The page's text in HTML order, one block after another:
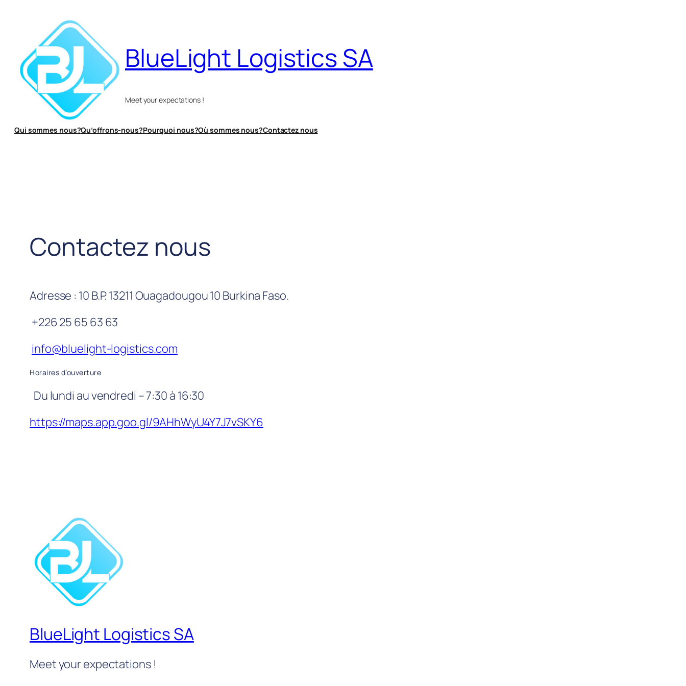
contenu
BlueLight Logistics SA
Meet your expectations !
Qui sommes nous?Qu’offrons-nous?Pourquoi nous?Où sommes nous?Contactez nous
Contactez nous
Adresse : 10 B.P. 13211 Ouagadougou 10 Burkina Faso.
+226 25 65 63 63
info@bluelight-logistics.com
Horaires d’ouverture
Du lundi au vendredi – 7:30 à 16:30
https://maps.app.goo.gl/9AHhWyU4Y7J7vSKY6
BlueLight Logistics SA
Meet your expectations !